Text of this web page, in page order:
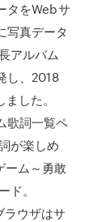
タをWebサ
写真データ
アルバム
し、2018
した。
歌詞一覧ペ
が楽しめ
ム～勇敢
。
ウザはサ